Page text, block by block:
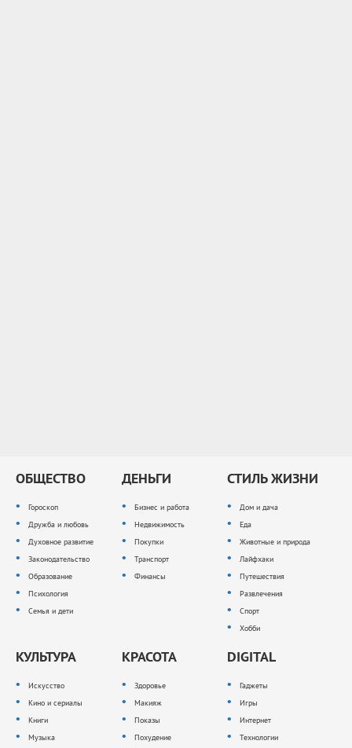
ОБЩЕСТВО
Гороскоп
Дружба и любовь
Духовное развитие
Законодательство
Образование
Психология
Семья и дети
ДЕНЬГИ
Бизнес и работа
Недвижимость
Покупки
Транспорт
Финансы
СТИЛЬ ЖИЗНИ
Дом и дача
Еда
Животные и природа
Лайфхаки
Путешествия
Развлечения
Спорт
Хобби
КУЛЬТУРА
Искусство
Кино и сериалы
Книги
Музыка
КРАСОТА
Здоровье
Макияж
Показы
Похудение
DIGITAL
Гаджеты
Игры
Интернет
Технологии